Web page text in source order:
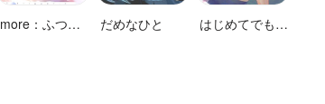
more：ふつう
だめなひと
はじめてでもい